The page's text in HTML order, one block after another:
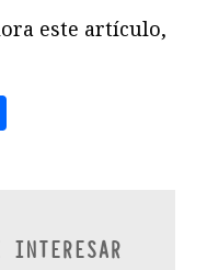
este artículo,
INTERESAR